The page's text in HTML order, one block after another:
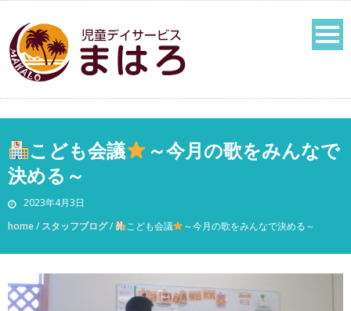
こども会議
～今月の歌をみんなで
決める～
2023年4月3日
home/ スタッフブログ/ こども会議 ～今月の歌をみんなで決める～